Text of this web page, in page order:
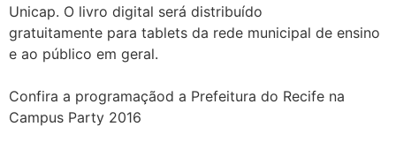
Unicap. O livro digital será distribuído
gratuitamente para tablets da rede municipal de ensino
e ao público em geral.
Confira a programaçãod a Prefeitura do Recife na
Campus Party 2016